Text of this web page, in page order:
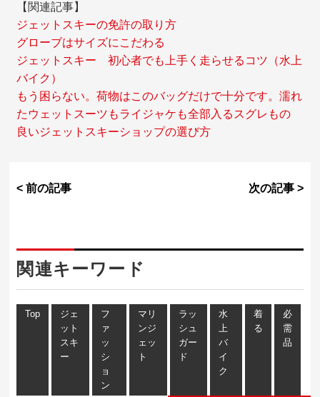
【関連記事】
ジェットスキーの免許の取り方
グローブはサイズにこだわる
ジェットスキー 初心者でも上手く走らせるコツ（水上
バイク）
もう困らない。荷物はこのバッグだけで十分です。濡れ
たウェットスーツもライジャケも全部入るスグレもの
良いジェットスキーショップの選び方
< 前の記事 次の記事 >
関連キーワード
Top
ジェ
ット
スキ
ー
フ
ァ
ッ
シ
ョ
ン
マリ
ンジ
ェッ
ト
ラッ
シュ
ガー
ド
水
上
バ
イ
ク
着
る
必
需
品